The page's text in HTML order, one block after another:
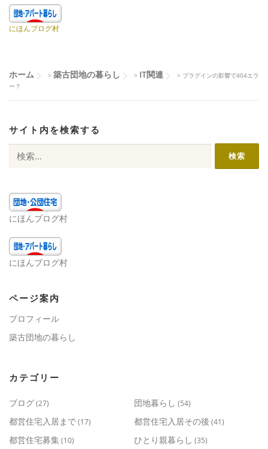
にほんブログ村
ホーム > 築古団地の暮らし > IT関連 > プラグインの影響で404エラ
ー？
サイト内を検索する
索:
にほんブログ村
にほんブログ村
ページ案内
プロフィール
築古団地の暮らし
カテゴリー
ブログ(27) 団地暮らし (54)
都営住宅入居まで(17) 都営住宅入居その後 (41)
都営住宅募集(10) ひとり親暮らし (35)